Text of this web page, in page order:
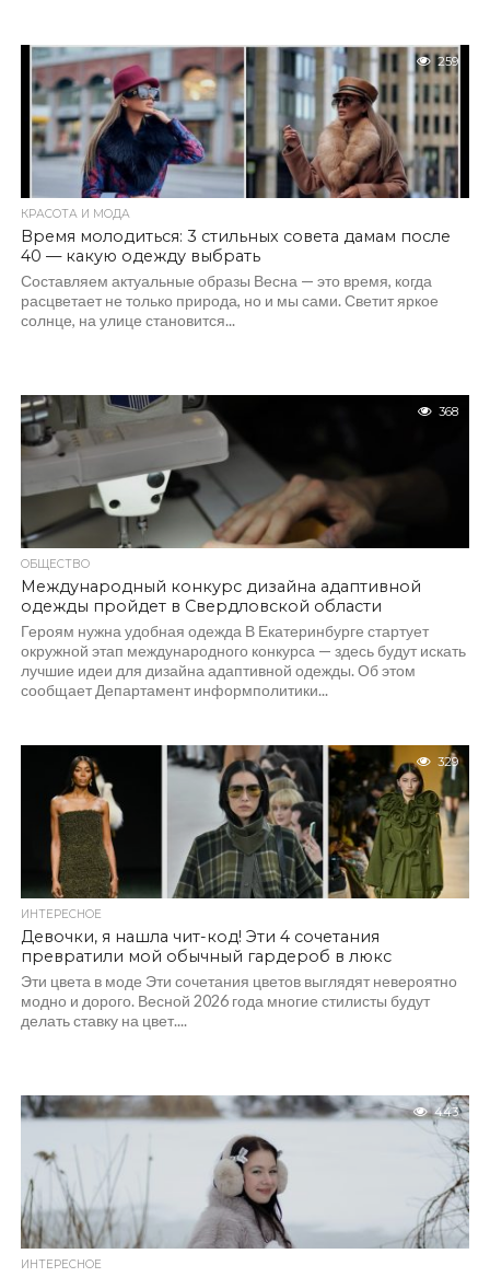
259
КРАСОТА И МОДА
Время молодиться: 3 стильных совета дамам после
40 — какую одежду выбрать
Составляем актуальные образы Весна — это время, когда
расцветает не только природа, но и мы сами. Светит яркое
солнце, на улице становится...
368
ОБЩЕСТВО
Международный конкурс дизайна адаптивной
одежды пройдет в Свердловской области
Героям нужна удобная одежда В Екатеринбурге стартует
окружной этап международного конкурса — здесь будут искать
лучшие идеи для дизайна адаптивной одежды. Об этом
сообщает Департамент информполитики...
329
ИНТЕРЕСНОЕ
Девочки, я нашла чит-код! Эти 4 сочетания
превратили мой обычный гардероб в люкс
Эти цвета в моде Эти сочетания цветов выглядят невероятно
модно и дорого. Весной 2026 года многие стилисты будут
делать ставку на цвет....
443
ИНТЕРЕСНОЕ